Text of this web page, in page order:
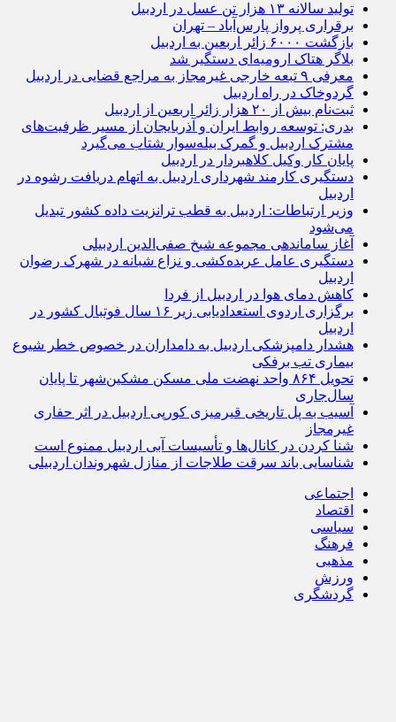
تولید سالانه ۱۳ هزار تن عسل در اردبیل
برقراری پرواز پارس‌آباد – تهران
بازگشت ۶۰۰۰ زائر اربعین به اردبیل
بلاگر هتاک ارومیه‌ای دستگیر شد
معرفی ۹ تبعه خارجی غیرمجاز به مراجع قضایی در اردبیل
گردوخاک در راه اردبیل
ثبت‌نام بیش از ۲۰ هزار زائر اربعین از اردبیل
بدری: توسعه روابط ایران و آذربایجان از مسیر ظرفیت‌های
مشترک اردبیل و گمرک بیله‌سوار شتاب می‌گیرد
پایان کار وکیل کلاهبردار در اردبیل
دستگیری کارمند شهرداری اردبیل به اتهام دریافت رشوه در
اردبیل
وزیر ارتباطات: اردبیل به قطب ترانزیت داده کشور تبدیل
می‌شود
آغاز ساماندهی مجموعه شیخ صفی‌الدین اردبیلی
دستگیری عامل عربده‌کشی و نزاع شبانه در شهرک رضوان
اردبیل
کاهش دمای هوا در اردبیل از فردا
برگزاری اردوی استعدادیابی زیر ۱۶ سال فوتبال کشور در
اردبیل
هشدار دامپزشکی اردبیل به دامداران در خصوص خطر شیوع
بیماری تب برفکی
تحویل ۸۶۴ واحد نهضت ملی مسکن مشکین‌شهر تا پایان
سال‌جاری
آسیب به پل تاریخی قیرمیزی کورپی اردبیل در اثر حفاری
غیرمجاز
شنا کردن در کانال‌ها و تأسیسات آبی اردبیل ممنوع است
شناسایی باند سرقت طلاجات از منازل شهروندان اردبیلی
اجتماعی
اقتصاد
سیاسی
فرهنگ
مذهبی
ورزش
گردشگری